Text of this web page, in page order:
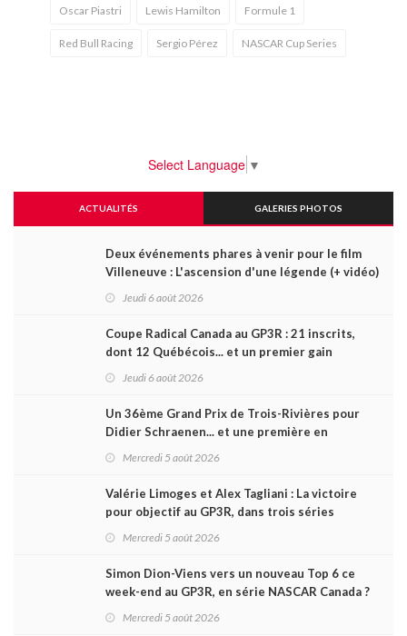
Oscar Piastri Lewis Hamilton Formule 1
Red Bull Racing Sergio Pérez NASCAR Cup Series
Select Language ▼
ACTUALITÉS GALERIES PHOTOS
Deux événements phares à venir pour le film
Villeneuve : L'ascension d'une légende (+ vidéo)
Jeudi 6 août 2026
Coupe Radical Canada au GP3R : 21 inscrits,
dont 12 Québécois... et un premier gain
Jeudi 6 août 2026
Un 36ème Grand Prix de Trois-Rivières pour
Didier Schraenen... et une première en
Mercredi 5 août 2026
Valérie Limoges et Alex Tagliani : La victoire
pour objectif au GP3R, dans trois séries
Mercredi 5 août 2026
Simon Dion-Viens vers un nouveau Top 6 ce
week-end au GP3R, en série NASCAR Canada ?
Mercredi 5 août 2026